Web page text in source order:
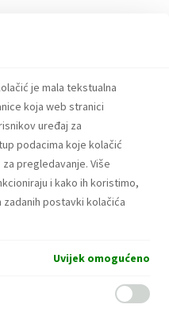
je mala tekstualna
koja web stranici
uređaj za
podacima koje kolačić
pregledavanje. Više
i kako ih koristimo,
postavki kolačića
Uvijek omogućeno